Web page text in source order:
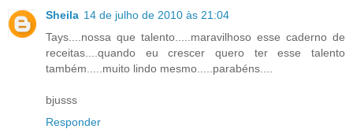
Sheila 14 de julho de 2010 às 21:04
Tays....nossa que talento.....maravilhoso esse caderno de
receitas....quando eu crescer quero ter esse talento
também.....muito lindo mesmo.....parabéns....
bjusss
Responder